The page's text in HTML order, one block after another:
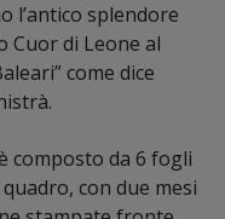
l’antico splendore
Cuor di Leone al
come dice
composto da 6 fogli
con due mesi